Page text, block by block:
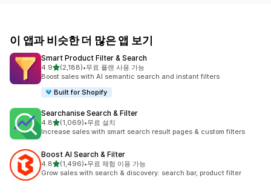
이 앱과 비슷한 더 많은 앱 보기
Smart Product Filter & Search
4.9별 5개 중
(2,188)
총 리뷰 2188개
•무료 플랜 사용 가능
Boost sales with AI semantic search and instant filters
Built for Shopify
Searchanise Search & Filter
4.8별 5개 중
(1,069)
총 리뷰 1069개
•무료 설치
Increase sales with smart search result pages & custom filters
Boost AI Search & Filter
4.8별 5개 중
(1,496)
총 리뷰 1496개
•무료 체험 이용 가능
Grow sales with search & discovery: search bar, product filter